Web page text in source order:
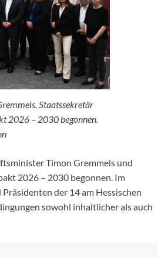
Staatssekretär
2026 – 2030 begonnen.
Timon Gremmels und
2026 – 2030 begonnen. Im
der 14 am Hessischen
sowohl inhaltlicher als auch